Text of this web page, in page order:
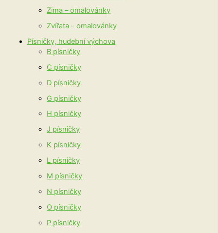
Zima – omalovánky
Zvířata – omalovánky
Písničky, hudební výchova
B písničky
C písničky
D písničky
G písničky
H písničky
J písničky
K písničky
L písničky
M písničky
N písničky
O písničky
P písničky